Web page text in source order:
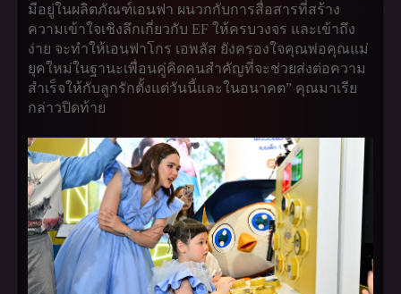
มีอยู่ในผลิตภัณฑ์เอนฟา ผนวกกับการสื่อสารที่สร้าง
ความเข้าใจเชิงลึกเกี่ยวกับ EF ให้ครบวงจร และเข้าถึง
ง่าย จะทำให้เอนฟาโกร เอพลัส ยังครองใจคุณพ่อคุณแม่
ยุคใหม่ในฐานะเพื่อนคู่คิดคนสำคัญที่จะช่วยส่งต่อความ
สำเร็จให้กับลูกรักตั้งแต่วันนี้และในอนาคต” คุณมาเรีย
กล่าวปิดท้าย